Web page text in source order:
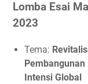
Lomba Esai
2023
Tema:
Intensi Global